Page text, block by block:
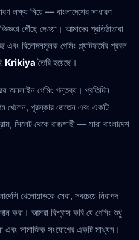
লক্ষ্য নিয়ে — বাংলাদেশের সাধারণ
পৌঁছে দেওয়া। আমাদের প্রতিষ্ঠাতারা
এবং বিনোদনমূলক গেমিং প্ল্যাটফর্মের প্রবল
Krikiya তৈরি হয়েছে।
গেমিং গন্তব্য। প্রতিদিন
খেলেন, পুরস্কার জেতেন এবং একটি
সিলেট থেকে রাজশাহী — সারা বাংলাদেশ
খেলোয়াড়কে সেরা, সবচেয়ে নিরাপদ
করা। আমরা বিশ্বাস করি যে গেমিং শুধু
সামাজিক সংযোগের একটি মাধ্যম।